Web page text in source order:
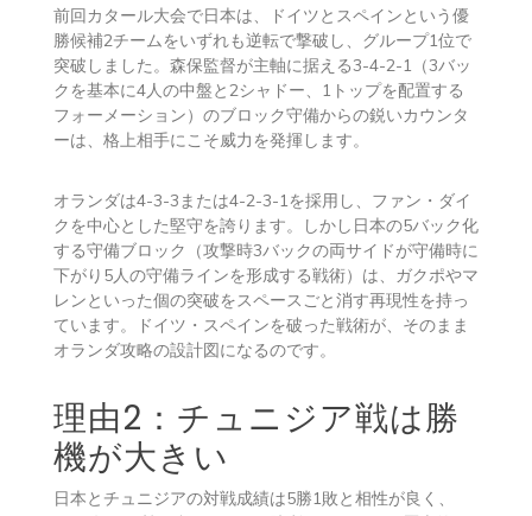
前回カタール大会で日本は、ドイツとスペインという優
勝候補2チームをいずれも逆転で撃破し、グループ1位で
突破しました。森保監督が主軸に据える3-4-2-1（3バッ
クを基本に4人の中盤と2シャドー、1トップを配置する
フォーメーション）のブロック守備からの鋭いカウンタ
ーは、格上相手にこそ威力を発揮します。
オランダは4-3-3または4-2-3-1を採用し、ファン・ダイ
クを中心とした堅守を誇ります。しかし日本の5バック化
する守備ブロック（攻撃時3バックの両サイドが守備時に
下がり5人の守備ラインを形成する戦術）は、ガクポやマ
レンといった個の突破をスペースごと消す再現性を持っ
ています。ドイツ・スペインを破った戦術が、そのまま
オランダ攻略の設計図になるのです。
理由2：チュニジア戦は勝
機が大きい
日本とチュニジアの対戦成績は5勝1敗と相性が良く、